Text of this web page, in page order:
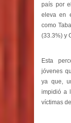
país por
eleva en
como
(33.3%) y
Esta
jóvenes
ya que,
impidió a
víctimas